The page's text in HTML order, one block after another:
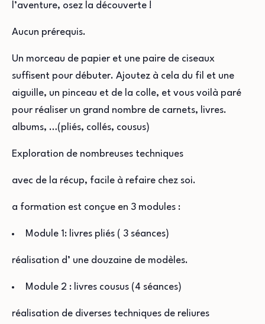
l’aventure, osez la découverte !
Aucun prérequis.
Un morceau de papier et une paire de ciseaux
suffisent pour débuter. Ajoutez à cela du fil et une
aiguille, un pinceau et de la colle, et vous voilà paré
pour réaliser un grand nombre de carnets, livres.
albums, …(pliés, collés, cousus)
Exploration de nombreuses techniques
avec de la récup, facile à refaire chez soi.
a formation est conçue en 3 modules :
Module 1: livres pliés ( 3 séances)
réalisation d’ une douzaine de modèles.
Module 2 : livres cousus (4 séances)
réalisation de diverses techniques de reliures